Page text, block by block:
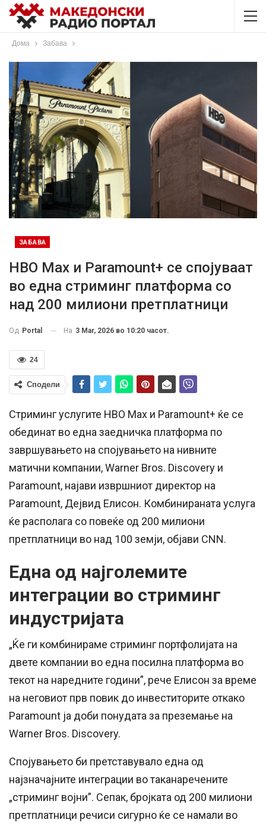
Дома Забава
ЗАБАВА
HBO Max и Paramount+ се спојуваат
во една стриминг платформа со
над 200 милиони претплатници
Од Portal На 3 Mar, 2026 во 10:20 часот.
24
Сподели
Стриминг услугите HBO Max и Paramount+ ќе се
обединат во една заедничка платформа по
завршувањето на спојувањето на нивните
матични компании, Warner Bros. Discovery и
Paramount, најави извршниот директор на
Paramount, Дејвид Елисон. Комбинираната услуга
ќе располага со повеќе од 200 милиони
претплатници во над 100 земји, објави CNN.
Една од најголемите
интеграции во стриминг
индустријата
„Ќе ги комбинираме стриминг портфолијата на
двете компании во една посилна платформа во
текот на наредните години”, рече Елисон за време
на неговиот прв повик до инвеститорите откако
Paramount ја доби понудата за преземање на
Warner Bros. Discovery.
Спојувањето би претставувало една од
најзначајните интеграции во таканаречените
„стриминг војни”. Сепак, бројката од 200 милиони
претплатници речиси сигурно ќе се намали во